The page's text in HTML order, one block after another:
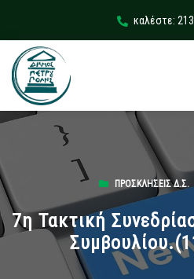
καλέστε:
ΠΡΟΣΚΛΉΣΕΙΣ Δ.Σ.
7η Τακτική